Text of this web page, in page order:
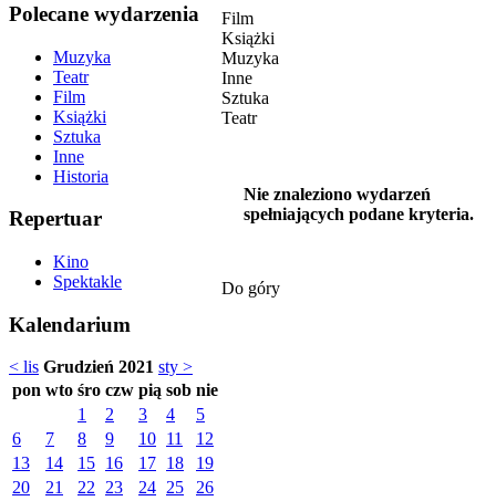
Polecane wydarzenia
Muzyka
Teatr
Film
Książki
Sztuka
Inne
Historia
Repertuar
Kino
Spektakle
Kalendarium
< lis Grudzień 2021 sty >
pon wto śro czw pią sob nie
1
2 3 4
5
6
7 8 9 10 11
12
13
14 15 16 17 18
19
20
21 22 23 24 25
26
Film
Książki
Muzyka
Inne
Sztuka
Teatr
Nie znaleziono wydarzeń
spełniających podane kryteria.
Do góry